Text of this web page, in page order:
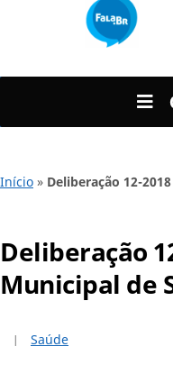
Início » Deliberação 12-
Deliberação
Municipal de
Saúde